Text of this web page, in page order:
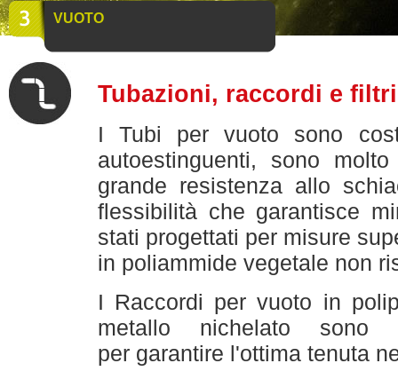
VUOTO
Tubazioni, raccordi e filtri
I Tubi per vuoto sono
autoestinguenti, sono
grande resistenza allo
flessibilità che garantisce
stati progettati per misure
in poliammide vegetale non
I Raccordi per vuoto in
metallo nichelato sono
per garantire l'ottima tenuta